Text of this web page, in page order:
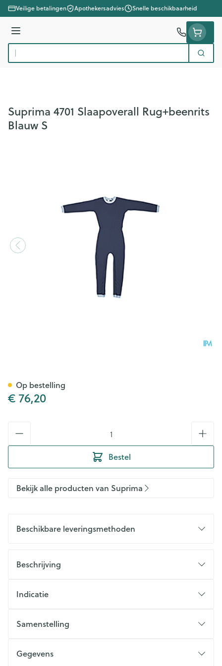
Ga naar de inhoud
Veilige betalingen Apothekersadvies Snelle beschikbaarheid
Menu
Product, merk, categorie...
Zoek
Suprima 4701 Slaapoverall Rug+beenrits
Blauw S
€ 76,20
Bestel
Op bestelling
Bekijk alle producten van Suprima
Beschikbare leveringsmethoden
Beschrijving
Indicatie
Samenstelling
Gegevens